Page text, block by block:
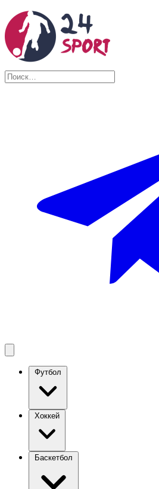
Футбол
Хоккей
Баскетбол